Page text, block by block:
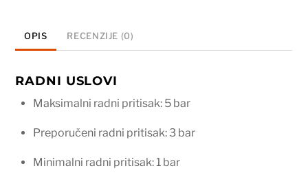
OPIS RECENZIJE (0)
RADNI USLOVI
Maksimalni radni pritisak: 5 bar
Preporučeni radni pritisak: 3 bar
Minimalni radni pritisak: 1 bar